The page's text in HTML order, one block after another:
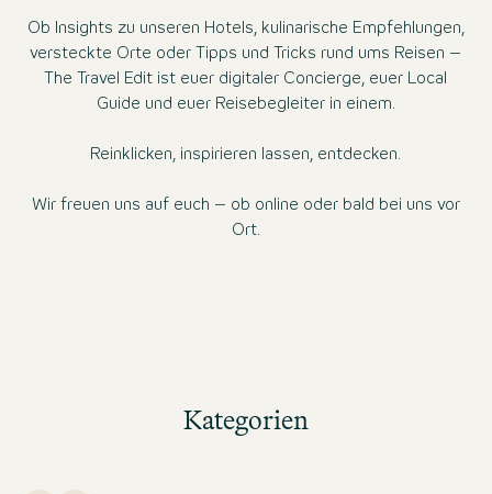
Ob Insights zu unseren Hotels, kulinarische Empfehlungen,
versteckte Orte oder Tipps und Tricks rund ums Reisen –
The Travel Edit ist euer digitaler Concierge, euer Local
Guide und euer Reisebegleiter in einem.
Reinklicken, inspirieren lassen, entdecken.
Wir freuen uns auf euch – ob online oder bald bei uns vor
Ort.
Kategorien